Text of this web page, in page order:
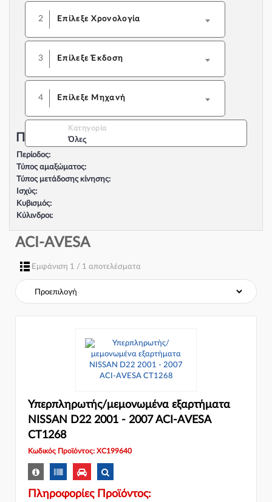
2 Επίλεξε Χρονολογία
3 Επίλεξε Έκδοση
4 Επίλεξε Μηχανή
Κατηγορία
Όλες
Περιγραφή Αυτοκινήτου:
Περίοδος:
Τύπος αμαξώματος:
Τύπος μετάδοσης κίνησης:
Ισχύς:
Κυβισμός:
Κύλινδροι:
Τύπος κινητήρα:
ACI-AVESA
Εμφάνιση 1 / 1 αποτελέσματα
Υπερπληρωτής/μεμονωμένα εξαρτήματα
NISSAN D22 2001 - 2007 ACI-AVESA
CT1268
Κωδικός Προϊόντος: XC199640
Πληροφορίες Προϊόντος: